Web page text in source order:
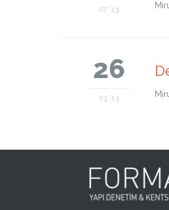
07 '13
26
03 '13